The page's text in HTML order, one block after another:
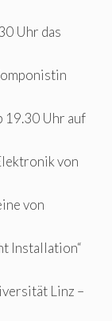
Uhr das
19.30 Uhr auf
von
von
Installation“
Linz –